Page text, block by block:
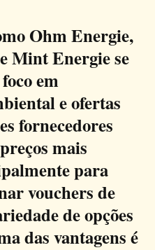
Ohm Energie,
Mint Energie se
em
e ofertas
fornecedores
mais
para
vouchers de
de opções
das vantagens é